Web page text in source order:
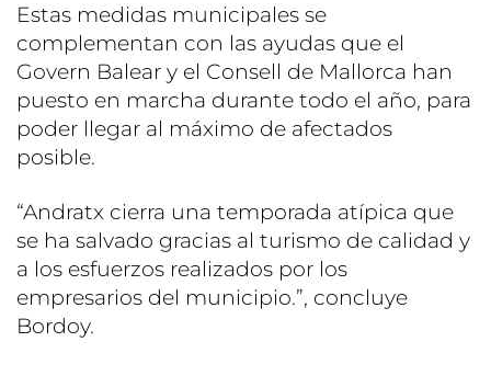
Estas medidas municipales se
complementan con las ayudas que el
Govern Balear y el Consell de Mallorca han
puesto en marcha durante todo el año, para
poder llegar al máximo de afectados
posible.
“Andratx cierra una temporada atípica que
se ha salvado gracias al turismo de calidad y
a los esfuerzos realizados por los
empresarios del municipio.”, concluye
Bordoy.